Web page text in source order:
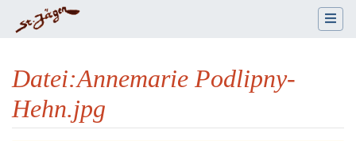
Datei:Annemarie Podlipny-
Hehn.jpg